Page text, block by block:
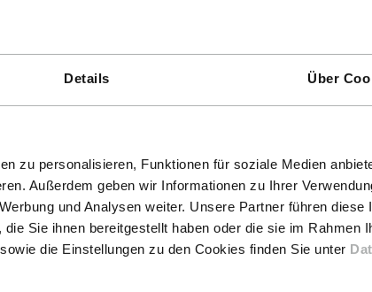
Details Über
zu personalisieren, Funktionen für soziale Medien
Außerdem geben wir Informationen zu Ihrer
und Analysen weiter. Unsere Partner führen diese
Sie ihnen bereitgestellt haben oder die sie im Rahmen
die Einstellungen zu den Cookies finden Sie unter